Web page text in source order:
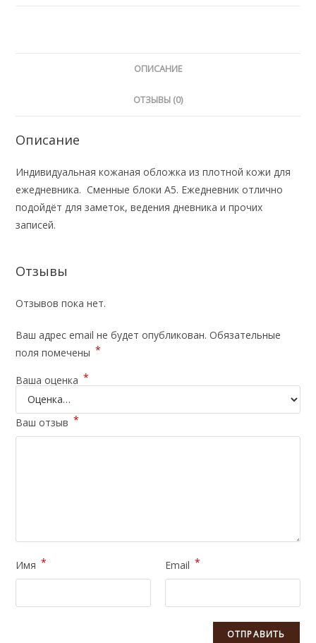
ОПИСАНИЕ
ОТЗЫВЫ (0)
Описание
Индивидуальная кожаная обложка из плотной кожи для
ежедневника. Сменные блоки А5. Ежедневник отлично
подойдёт для заметок, ведения дневника и прочих
записей.
Отзывы
Отзывов пока нет.
Ваш адрес email не будет опубликован. Обязательные
поля помечены *
Ваша оценка *
Ваш отзыв *
Имя * Email *